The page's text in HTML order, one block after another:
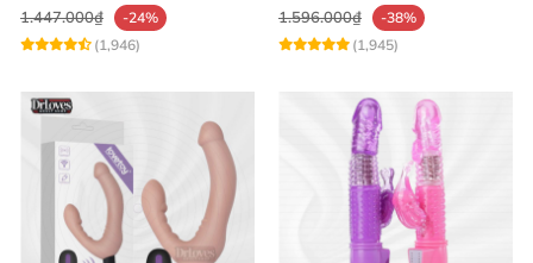
1.447.000₫
-24%
(1,946)
1.596.000₫
-38%
(1,945)